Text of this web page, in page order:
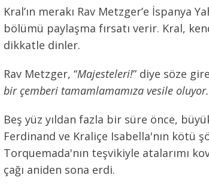
Kral’ın merakı Rav Metzger’e
bölümü paylaşma fırsatı verir. Kral,
dikkatle dinler.
Rav Metzger, “Majesteleri!” diye söze
bir çemberi tamamlamamıza vesile
Beş yüz yıldan fazla bir süre önce,
Ferdinand ve Kraliçe Isabella'nın kötü
Torquemada'nın teşvikiyle atalarımı
çağı aniden sona erdi.